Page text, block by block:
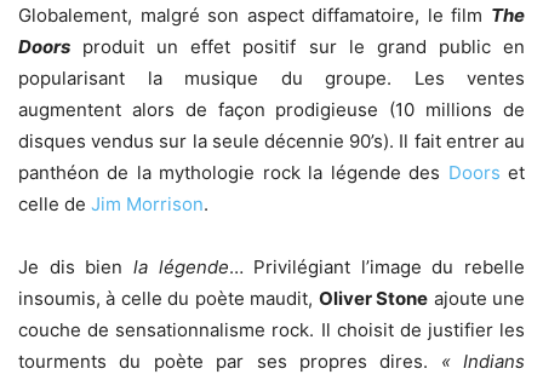
Globalement, malgré son aspect diffamatoire, le film The
Doors produit un effet positif sur le grand public en
popularisant la musique du groupe. Les ventes
augmentent alors de façon prodigieuse (10 millions de
disques vendus sur la seule décennie 90’s). Il fait entrer au
panthéon de la mythologie rock la légende des Doors et
celle de Jim Morrison.
Je dis bien la légende… Privilégiant l’image du rebelle
insoumis, à celle du poète maudit, Oliver Stone ajoute une
couche de sensationnalisme rock. Il choisit de justifier les
tourments du poète par ses propres dires. « Indians